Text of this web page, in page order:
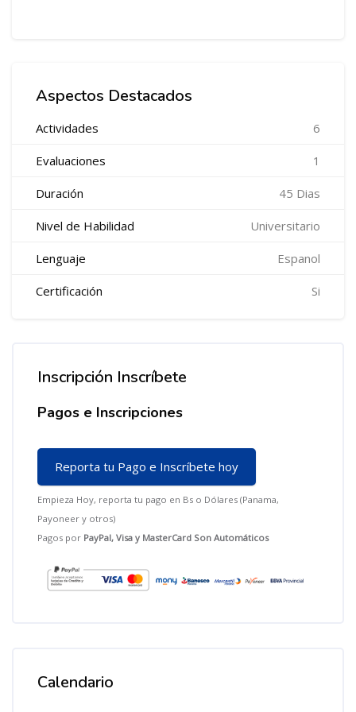
Aspectos Destacados
Actividades 6
Evaluaciones 1
Duración 45 Dias
Nivel de Habilidad Universitario
Lenguaje Espanol
Certificación Si
Salta Inscripción Inscríbete
Inscripción Inscríbete
Pagos e Inscripciones
Reporta tu Pago e Inscríbete hoy
Empieza Hoy, reporta tu pago en Bs o Dólares (Panama,
Payoneer y otros)
Pagos por PayPal, Visa y MasterCard Son Automáticos
Salta Calendario
Calendario